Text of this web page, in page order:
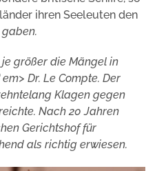
ihren Seeleuten den
je größer die Mängel in
Dr. Le Compte. Der
Klagen gegen
Nach 20 Jahren
Gerichtshof für
als richtig erwiesen.